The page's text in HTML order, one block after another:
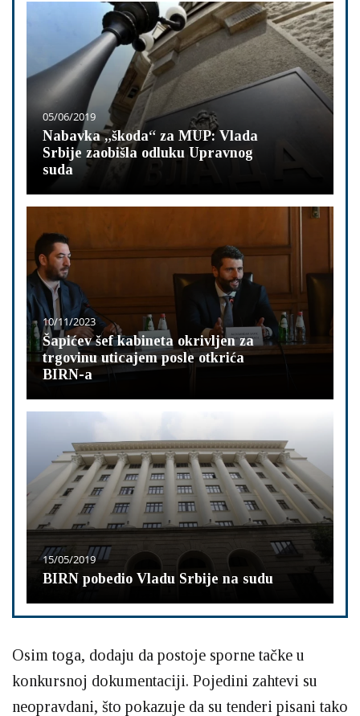
05/06/2019
Nabavka „škoda“ za MUP: Vlada
Srbije zaobišla odluku Upravnog
suda
10/11/2023
Šapićev šef kabineta okrivljen za
trgovinu uticajem posle otkrića
BIRN-a
15/05/2019
BIRN pobedio Vladu Srbije na sudu
Osim toga, dodaju da postoje sporne tačke u
konkursnoj dokumentaciji. Pojedini zahtevi su
neopravdani, što pokazuje da su tenderi pisani tako